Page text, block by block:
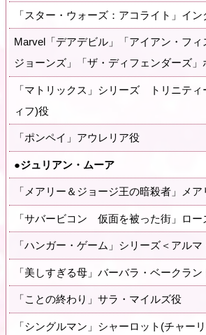
「スター・ウォーズ：アコライト」イ
Marvel「デアデビル」「アイアン・フィ
ジョーンズ」「ザ・ディフェンダーズ」
「マトリックス」シリーズ トリニティ
ィフ)役
「ポンペイ」アウレリア役
●ジュリアン・ムーア
「メアリー＆ジョージ王の暗殺者」メ
「サバービコン 仮面を被った街」ロ
「ハンガー・ゲーム」シリーズ＜アル
「美しすぎる母」バーバラ・ベークラン
「ことの終わり」サラ・マイルズ役
「シングルマン」シャーロット(チャー